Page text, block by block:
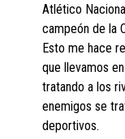
Atlético
campeón de la
Esto me hace
que llevamos
tratando a los
enemigos se
deportivos.